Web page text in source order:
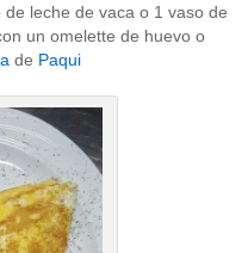
leche de vaca o 1 vaso de
un omelette de huevo o
de Paqui